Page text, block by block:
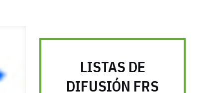
LISTAS DE
DIFUSIÓN FRS